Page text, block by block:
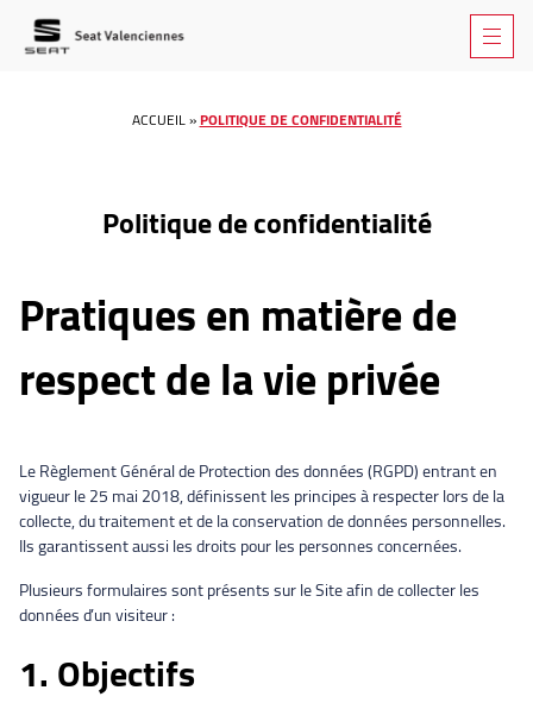
ACCUEIL»POLITIQUE DE CONFIDENTIALITÉ
Politique de confidentialité
Pratiques en matière de
respect de la vie privée
Le Règlement Général de Protection des données (RGPD) entrant en
vigueur le 25 mai 2018, définissent les principes à respecter lors de la
collecte, du traitement et de la conservation de données personnelles.
Ils garantissent aussi les droits pour les personnes concernées.
Plusieurs formulaires sont présents sur le Site afin de collecter les
données d’un visiteur :
1. Objectifs